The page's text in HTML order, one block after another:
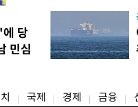
령은 이날 오후 2시 청와
를 비공개로 주재한다. 지
공개 회의에서 "가용한 주
라"고 지시한 지 나흘 만이
당
민심
국제 경제 금융